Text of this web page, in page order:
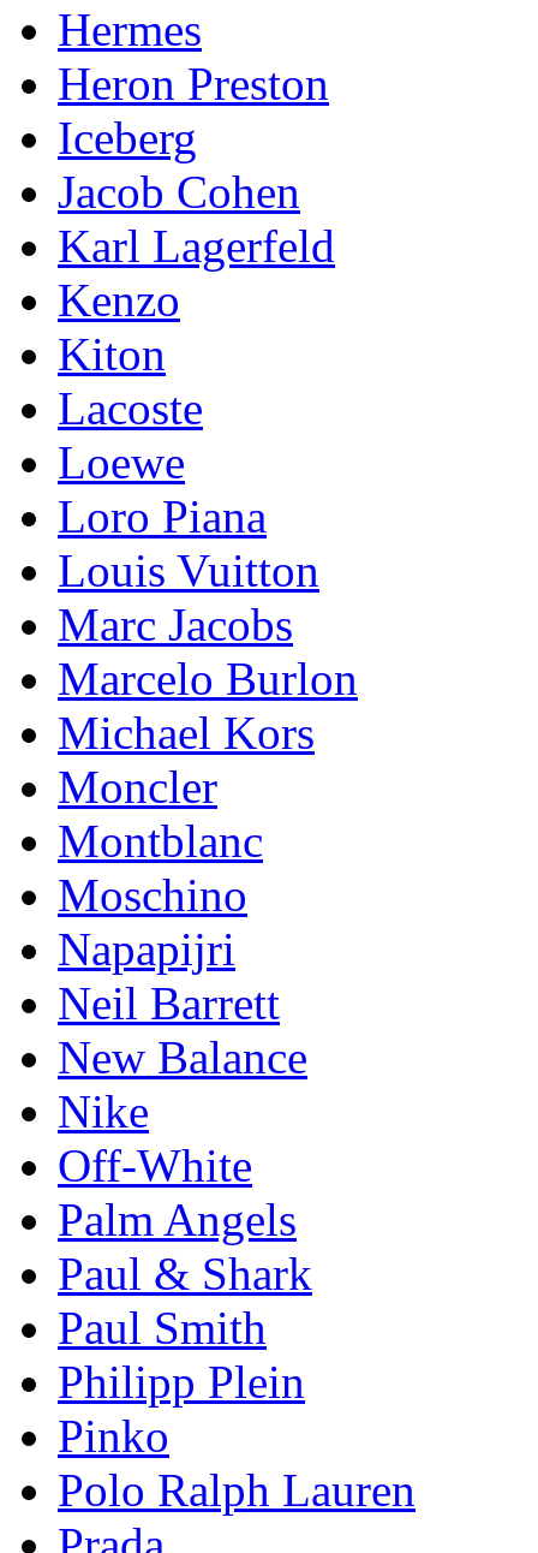
Hermes
Heron Preston
Iceberg
Jacob Cohen
Karl Lagerfeld
Kenzo
Kiton
Lacoste
Loewe
Loro Piana
Lоuis Vuittоn
Marc Jacobs
Marcelo Burlon
Michael Kors
Mоnсlеr
Montblanc
Moschino
Napapijri
Neil Barrett
New Balance
Nike
Off-White
Palm Angels
Paul & Shark
Paul Smith
Philipp Plein
Pinkо
Polo Ralph Lauren